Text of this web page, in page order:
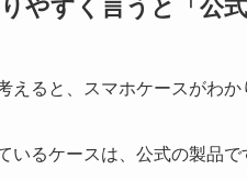
ると、スマホケースがわか
いるケースは、公式の製品